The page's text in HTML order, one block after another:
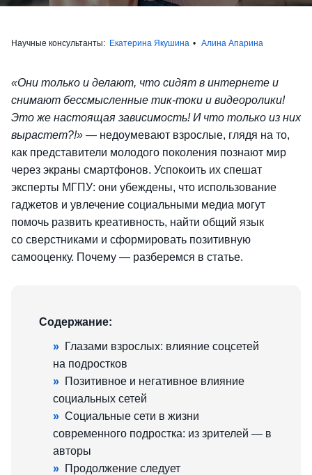
Научные консультанты: Екатерина Якушина Алина Апарина
«Они только и делают, что сидят в интернете и
снимают бессмысленные тик-токи и видеоролики!
Это же настоящая зависимость! И что только из них
вырастет?!» — недоумевают взрослые, глядя на то,
как представители молодого поколения познают мир
через экраны смартфонов. Успокоить их спешат
эксперты МГПУ: они убеждены, что использование
гаджетов и увлечение социальными медиа могут
помочь развить креативность, найти общий язык
со сверстниками и сформировать позитивную
самооценку. Почему — разберемся в статье.
Содержание:
» Глазами взрослых: влияние соцсетей
на подростков
» Позитивное и негативное влияние
социальных сетей
» Социальные сети в жизни
современного подростка: из зрителей — в
авторы
» Продолжение следует